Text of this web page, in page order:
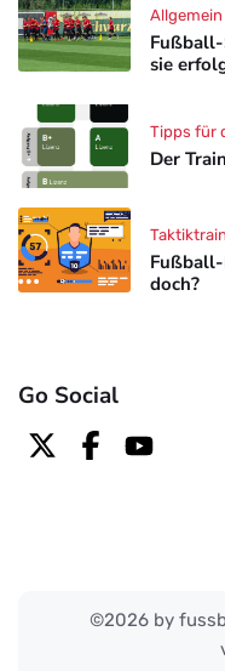
sie
Allgemein
Der
Tipps für
doch?
Go Social
©2026 by